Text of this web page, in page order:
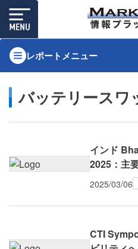
レポートメニュー
バッテリースワ
インド
2025：主
2025/03/06
CTI